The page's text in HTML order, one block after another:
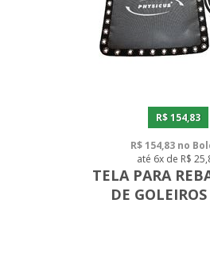
R$ 154,83
R$ 154,83 no
até 6x de R$
TELA PARA
DE